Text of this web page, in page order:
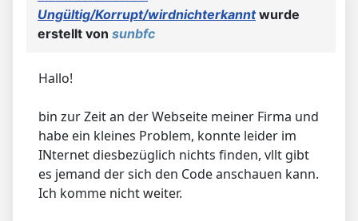
Ungültig/Korrupt/wirdnichterkanntwurde
erstellt von sunbfc
Hallo!
bin zur Zeit an der Webseite meiner Firma und
habe ein kleines Problem, konnte leider im
INternet diesbezüglich nichts finden, vllt gibt
es jemand der sich den Code anschauen kann.
Ich komme nicht weiter.